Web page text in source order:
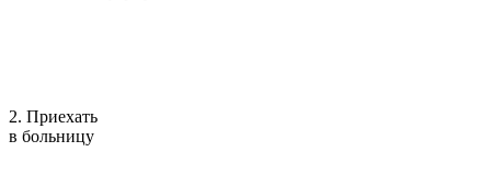
2. Приехать
в больницу